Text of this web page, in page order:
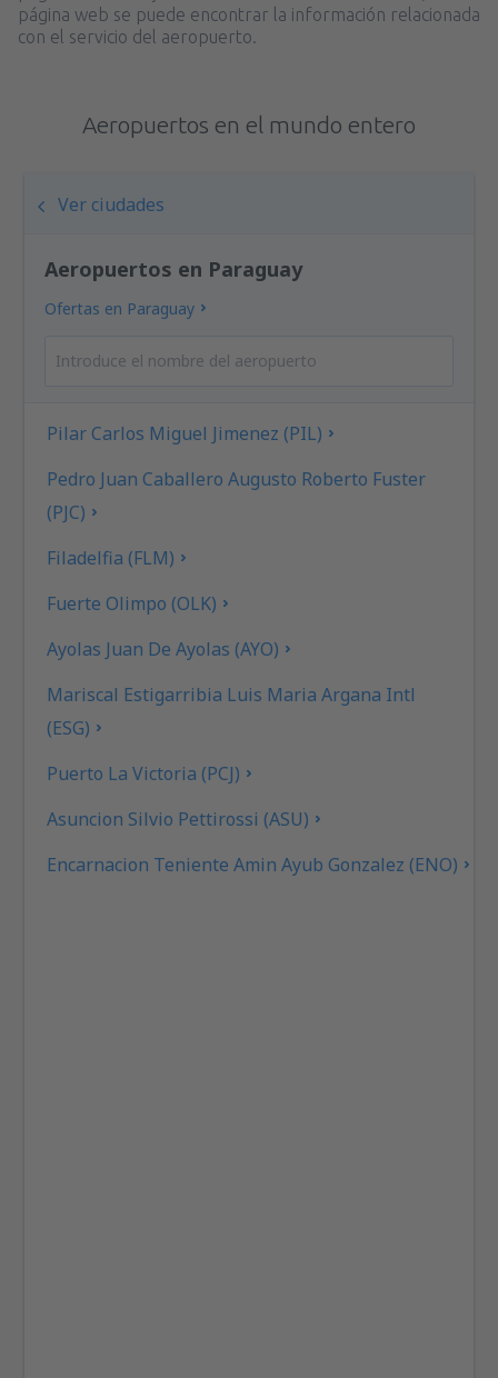
página web se puede encontrar la información relacionada
con el servicio del aeropuerto.
Aeropuertos en el mundo entero
Ver ciudades
Aeropuertos en Paraguay
Ofertas en Paraguay
Pilar Carlos Miguel Jimenez (PIL)
Pedro Juan Caballero Augusto Roberto Fuster
(PJC)
Filadelfia (FLM)
Fuerte Olimpo (OLK)
Ayolas Juan De Ayolas (AYO)
Mariscal Estigarribia Luis Maria Argana Intl
(ESG)
Puerto La Victoria (PCJ)
Asuncion Silvio Pettirossi (ASU)
Encarnacion Teniente Amin Ayub Gonzalez (ENO)